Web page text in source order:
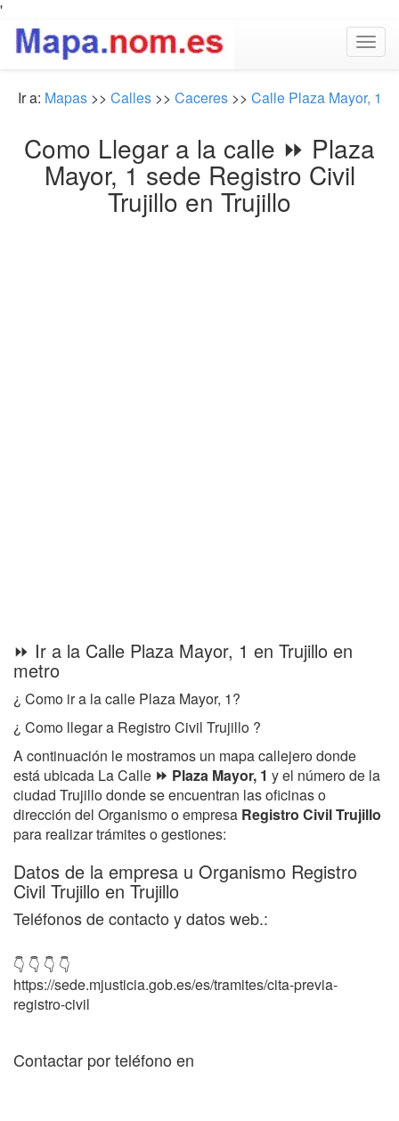
'
Ir a: Mapas >> Calles >> Caceres >> Calle Plaza Mayor, 1
Como Llegar a la calle ⏩ Plaza
Mayor, 1 sede Registro Civil
Trujillo en Trujillo
⏩ Ir a la Calle Plaza Mayor, 1 en Trujillo en
metro
¿ Como ir a la calle Plaza Mayor, 1?
¿ Como llegar a Registro Civil Trujillo ?
A continuación le mostramos un mapa callejero donde
está ubicada La Calle ⏩ Plaza Mayor, 1 y el número de la
ciudad Trujillo donde se encuentran las oficinas o
dirección del Organismo o empresa Registro Civil Trujillo
para realizar trámites o gestiones:
Datos de la empresa u Organismo Registro
Civil Trujillo en Trujillo
Teléfonos de contacto y datos web.:
👇 👇 👇 👇
https://sede.mjusticia.gob.es/es/tramites/cita-previa-
registro-civil
Contactar por teléfono en